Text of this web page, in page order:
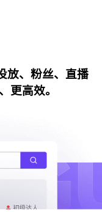
放、粉丝、直播
更高效。